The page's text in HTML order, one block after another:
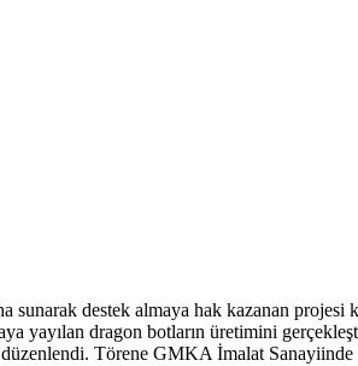
destek almaya hak kazanan projesi
yayılan dragon botların üretimini
Törene GMKA İmalat